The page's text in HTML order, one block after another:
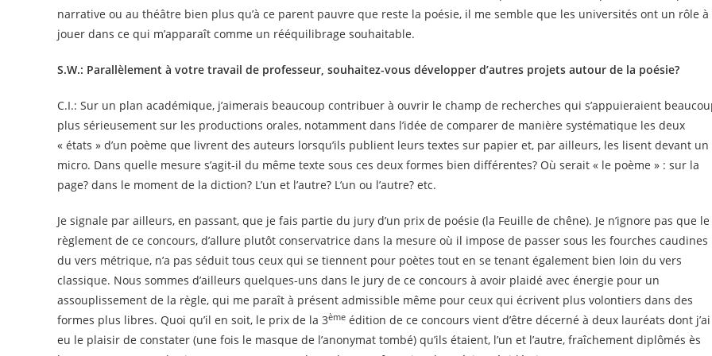
narrative ou au théâtre bien plus qu’à ce parent pauvre que reste la poésie, il me semble que les universités ont un rôle à
jouer dans ce qui m’apparaît comme un rééquilibrage souhaitable.
S.W.: Parallèlement à votre travail de professeur, souhaitez-vous développer d’autres projets autour de la poésie?
C.I.: Sur un plan académique, j’aimerais beaucoup contribuer à ouvrir le champ de recherches qui s’appuieraient
plus sérieusement sur les productions orales, notamment dans l’idée de comparer de manière systématique les deux
« états » d’un poème que livrent des auteurs lorsqu’ils publient leurs textes sur papier et, par ailleurs, les lisent devant un
micro. Dans quelle mesure s’agit-il du même texte sous ces deux formes bien différentes? Où serait « le poème » : sur la
page? dans le moment de la diction? L’un et l’autre? L’un ou l’autre? etc.
Je signale par ailleurs, en passant, que je fais partie du jury d’un prix de poésie (la Feuille de chêne). Je n’ignore pas que le
règlement de ce concours, d’allure plutôt conservatrice dans la mesure où il impose de passer sous les fourches caudines
du vers métrique, n’a pas séduit tous ceux qui se tiennent pour poètes tout en se tenant également bien loin du vers
classique. Nous sommes d’ailleurs quelques-uns dans le jury de ce concours à avoir plaidé avec énergie pour un
assouplissement de la règle, qui me paraît à présent admissible même pour ceux qui écrivent plus volontiers dans des
formes plus libres. Quoi qu’il en soit, le prix de la 3ème édition de ce concours vient d’être décerné à deux lauréats dont j’ai
eu le plaisir de constater (une fois le masque de l’anonymat tombé) qu’ils étaient, l’un et l’autre, fraîchement diplômés ès